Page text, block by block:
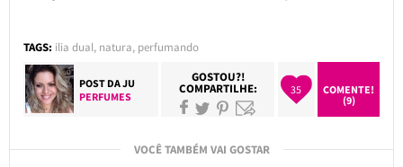
TAGS: ilia dual, natura, perfumando
POST DAJU
PERFUMES
GOSTOU?!
COMPARTILHE: 35
COMENTE!
(9)
VOCÊ TAMBÉM VAI GOSTAR